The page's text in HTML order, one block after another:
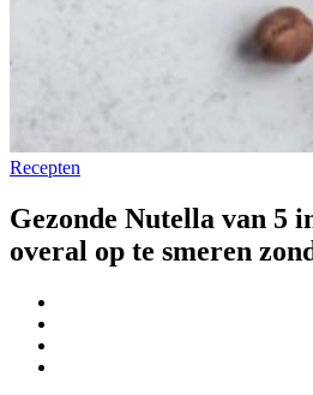
Recepten
Gezonde Nutella van 5
overal op te smeren